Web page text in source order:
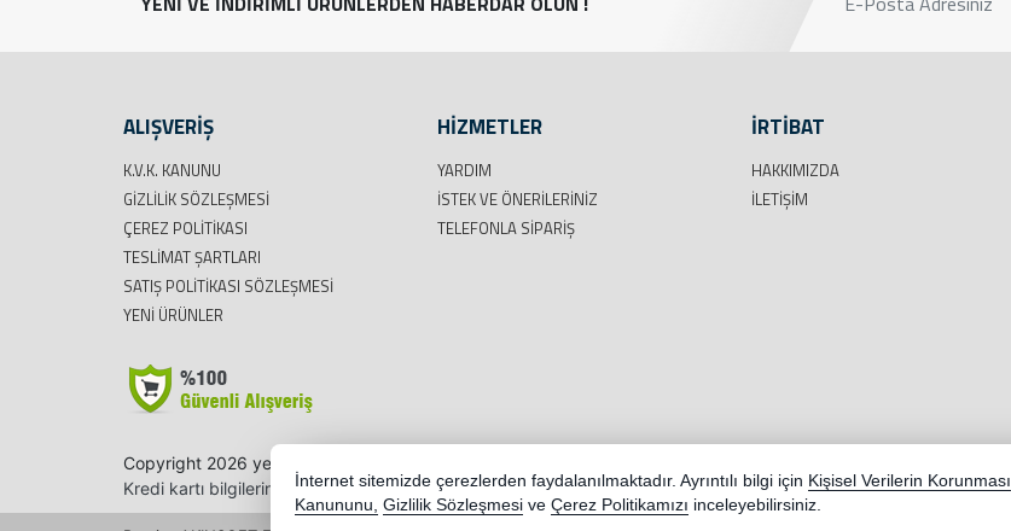
ALIŞVERİŞ
K.V.K. KANUNU
GIZLILIK SÖZLEŞMESI
ÇEREZ POLITIKASI
TESLIMAT ŞARTLARI
SATIŞ POLITIKASI SÖZLEŞMESI
YENI ÜRÜNLER
HİZMETLER
YARDIM
İSTEK VE ÖNERILERINIZ
TELEFONLA SIPARIŞ
İRTİBAT
HAKKIMIZDA
İLETIŞIM
Copyright 2026 yegenbisiklet.com - Tüm hakları saklıdır.
Kredi kartı bilgileriniz 256bit SSL sertifikası ile korunmaktadır.
İnternet sitemizde çerezlerden faydalanılmaktadır. Ayrıntılı bilgi için Kişisel Verilerin Korunması
Kanununu, Gizlilik Sözleşmesi ve Çerez Politikamızı inceleyebilirsiniz.